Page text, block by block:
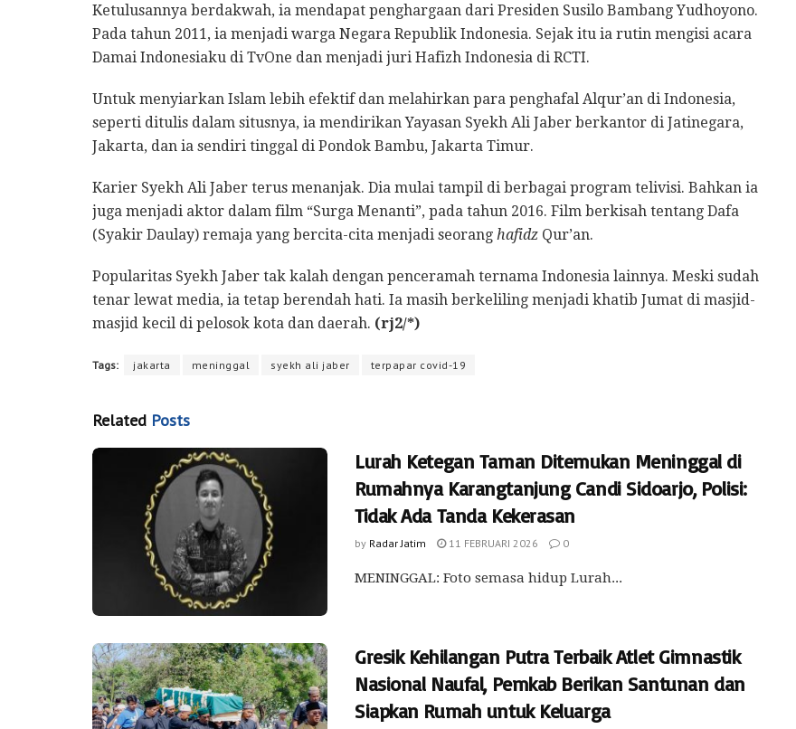
Ketulusannya berdakwah, ia mendapat penghargaan dari Presiden Susilo Bambang Yudhoyono.
Pada tahun 2011, ia menjadi warga Negara Republik Indonesia. Sejak itu ia rutin mengisi acara
Damai Indonesiaku di TvOne dan menjadi juri Hafizh Indonesia di RCTI.
Untuk menyiarkan Islam lebih efektif dan melahirkan para penghafal Alqur’an di Indonesia,
seperti ditulis dalam situsnya, ia mendirikan Yayasan Syekh Ali Jaber berkantor di Jatinegara,
Jakarta, dan ia sendiri tinggal di Pondok Bambu, Jakarta Timur.
Karier Syekh Ali Jaber terus menanjak. Dia mulai tampil di berbagai program telivisi. Bahkan ia
juga menjadi aktor dalam film “Surga Menanti”, pada tahun 2016. Film berkisah tentang Dafa
(Syakir Daulay) remaja yang bercita-cita menjadi seorang hafidz Qur’an.
Popularitas Syekh Jaber tak kalah dengan penceramah ternama Indonesia lainnya. Meski sudah
tenar lewat media, ia tetap berendah hati. Ia masih berkeliling menjadi khatib Jumat di masjid-
masjid kecil di pelosok kota dan daerah. (rj2/*)
Tags: jakarta meninggal syekh ali jaber terpapar covid-19
Related Posts
Lurah Ketegan Taman Ditemukan Meninggal di
Rumahnya Karangtanjung Candi Sidoarjo, Polisi:
Tidak Ada Tanda Kekerasan
by Radar Jatim 11 FEBRUARI 2026 0
MENINGGAL: Foto semasa hidup Lurah...
Gresik Kehilangan Putra Terbaik Atlet Gimnastik
Nasional Naufal, Pemkab Berikan Santunan dan
Siapkan Rumah untuk Keluarga